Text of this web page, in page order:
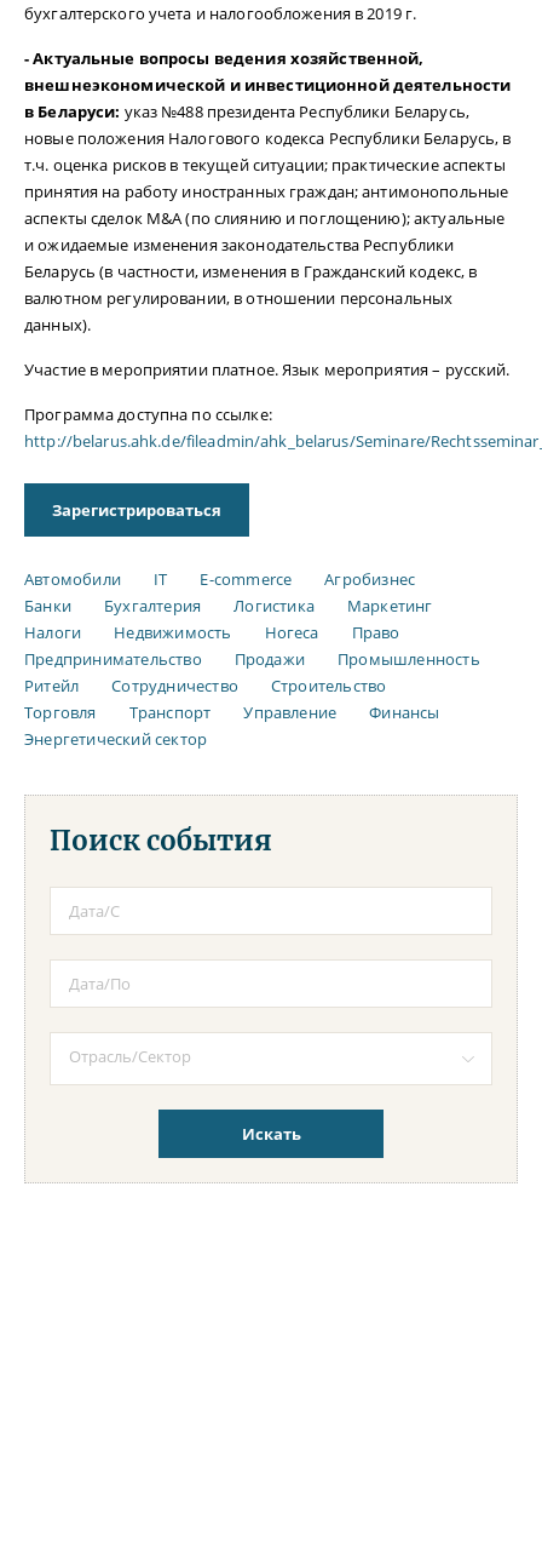
бухгалтерского учета и налогообложения в 2019 г.
- Актуальные вопросы ведения хозяйственной,
внешнеэкономической и инвестиционной деятельности
в Беларуси: указ №488 президента Республики Беларусь,
новые положения Налогового кодекса Республики Беларусь, в
т.ч. оценка рисков в текущей ситуации; практические аспекты
принятия на работу иностранных граждан; антимонопольные
аспекты сделок M&A (по слиянию и поглощению); актуальные
и ожидаемые изменения законодательства Республики
Беларусь (в частности, изменения в Гражданский кодекс, в
валютном регулировании, в отношении персональных
данных).
Участие в мероприятии платное. Язык мероприятия – русский.
Программа доступна по ссылке:
http://belarus.ahk.de/fileadmin/ahk_belarus/Seminare/
Зарегистрироваться
Автомобили IT E-commerce
Агробизнес
Банки
Бухгалтерия Логистика
Маркетинг
Налоги
Недвижимость Ногеса
Право
Предпринимательство
Продажи
Промышленность
Ритейл
Сотрудничество
Строительство
Торговля
Транспорт Управление
Финансы
Энергетический сектор
Поиск события